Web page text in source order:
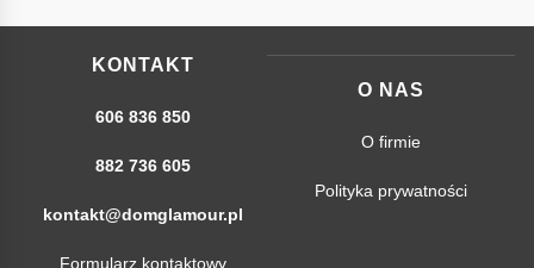
KONTAKT
606 836 850
882 736 605
kontakt@domglamour.pl
Formularz kontaktowy
O NAS
O firmie
Polityka prywatności